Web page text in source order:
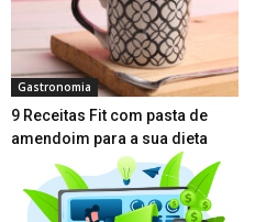
Gastronomia
9 Receitas Fit com pasta de
amendoim para a sua dieta